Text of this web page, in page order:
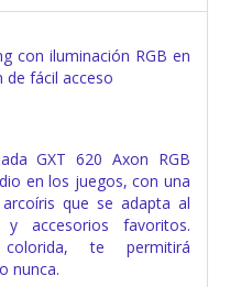
con iluminación RGB en
de fácil acceso
GXT 620 Axon RGB
en los juegos, con una
que se adapta al
accesorios favoritos.
te permitirá
nunca.